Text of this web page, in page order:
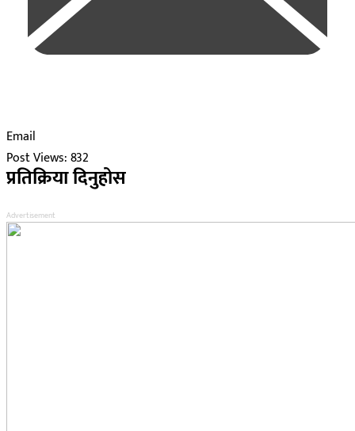
Email
Post Views:832
प्रतिक्रिया दिनुहोस
Advertisement